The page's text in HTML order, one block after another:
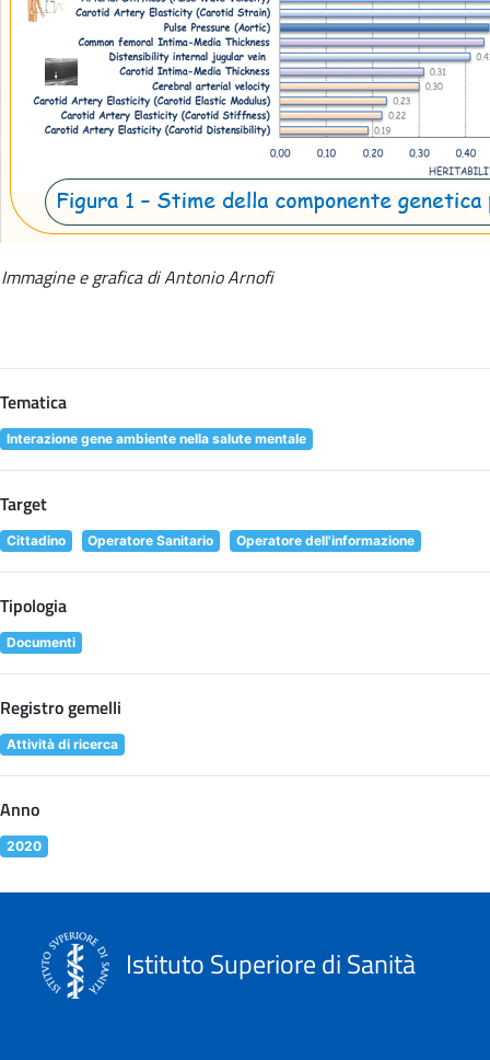
Immagine e grafica di Antonio Arnofi
Tematica
Interazione gene ambiente nella salute mentale
Target
Cittadino Operatore Sanitario Operatore dell'informazione
Tipologia
Documenti
Registro gemelli
Attività di ricerca
Anno
2020
Istituto Superiore di Sanità